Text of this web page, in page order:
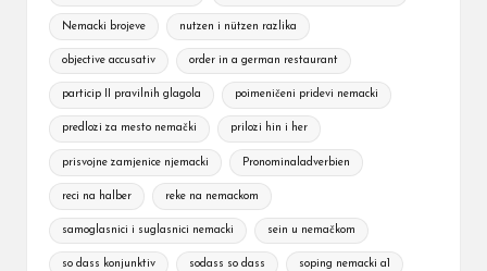
Nemacki brojeve nutzen i nützen razlika
objective accusativ order in a german restaurant
particip II pravilnih glagola poimeničeni pridevi nemacki
predlozi za mesto nemački prilozi hin i her
prisvojne zamjenice njemacki Pronominaladverbien
reci na halber reke na nemackom
samoglasnici i suglasnici nemacki sein u nemačkom
so dass konjunktiv sodass so dass soping nemacki a1